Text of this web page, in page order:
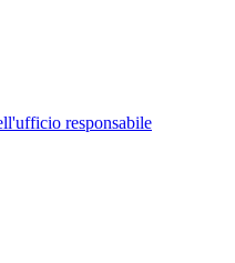
responsabile